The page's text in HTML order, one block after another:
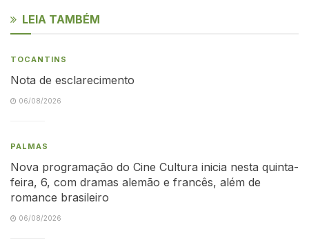
LEIA TAMBÉM
TOCANTINS
Nota de esclarecimento
06/08/2026
PALMAS
Nova programação do Cine Cultura inicia nesta quinta-
feira, 6, com dramas alemão e francês, além de
romance brasileiro
06/08/2026